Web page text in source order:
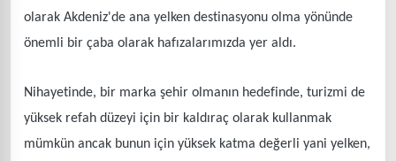
olarak Akdeniz'de ana yelken destinasyonu olma yönünde
önemli bir çaba olarak hafızalarımızda yer aldı.
Nihayetinde, bir marka şehir olmanın hedefinde, turizmi de
yüksek refah düzeyi için bir kaldıraç olarak kullanmak
mümkün ancak bunun için yüksek katma değerli yani yelken,